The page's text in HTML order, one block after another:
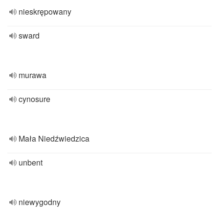
nieskrępowany
sward
murawa
cynosure
Mała Niedźwiedzica
unbent
niewygodny